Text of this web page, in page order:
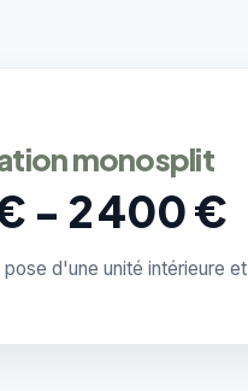
monosplit
- 2 400 €
pose d'une unité intérieure et